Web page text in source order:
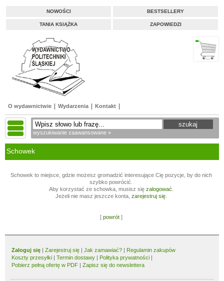
NOWOŚCI BESTSELLERY
TANIA KSIĄŻKA ZAPOWIEDZI
O wydawnictwie Wydarzenia Kontakt
wyszukiwanie zaawansowane »
Schowek
Schowek to miejsce, gdzie możesz gromadzić interesujące Cię pozycje, by do nich
szybko powrócić.
Aby korzystać ze schowka, musisz się zalogować
Jeżeli nie masz jeszcze konta, zarejestruj się.
[ powrót]
Zaloguj się | Zarejestruj się | Jak zamawiać? | Regulamin zakupów
Koszty przesyłki | Termin dostawy | Polityka prywatności |
Pobierz pełną ofertę w PDF | Zapisz się do newslettera